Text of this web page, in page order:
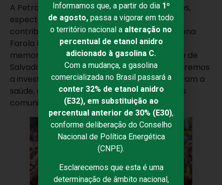
A Petrobahia agradece a todos os corredores,
espectadores, parceiros e voluntários que
contribuíram para o sucesso da Meia Maratona
Farola Farol. Juntos, criamos um evento
memorável que celebrou o esporte, a cidade de
Salvador e o espírito de superação. Continuaremos
a investir em projetos e eventos que promovam a
saúde, o bem-estar e o desenvolvimento das
comunidades onde atuamos. 🙏🤝💚🧡
Informamos que, a partir do dia1º
de agosto, passa a vigorar em todo
o território nacional a alteração no
percentual de etanol anidro
adicionado à gasolina C.
Com a mudança, a gasolina
comercializada no Brasil passará a
conter 32% de etanol anidro
(E32), em substituição ao
percentual anterior de 30% (E30),
conforme deliberação do Conselho
Nacional de Política Energética
(CNPE).
Esclarecemos que esta é uma
determinação de âmbito nacional,